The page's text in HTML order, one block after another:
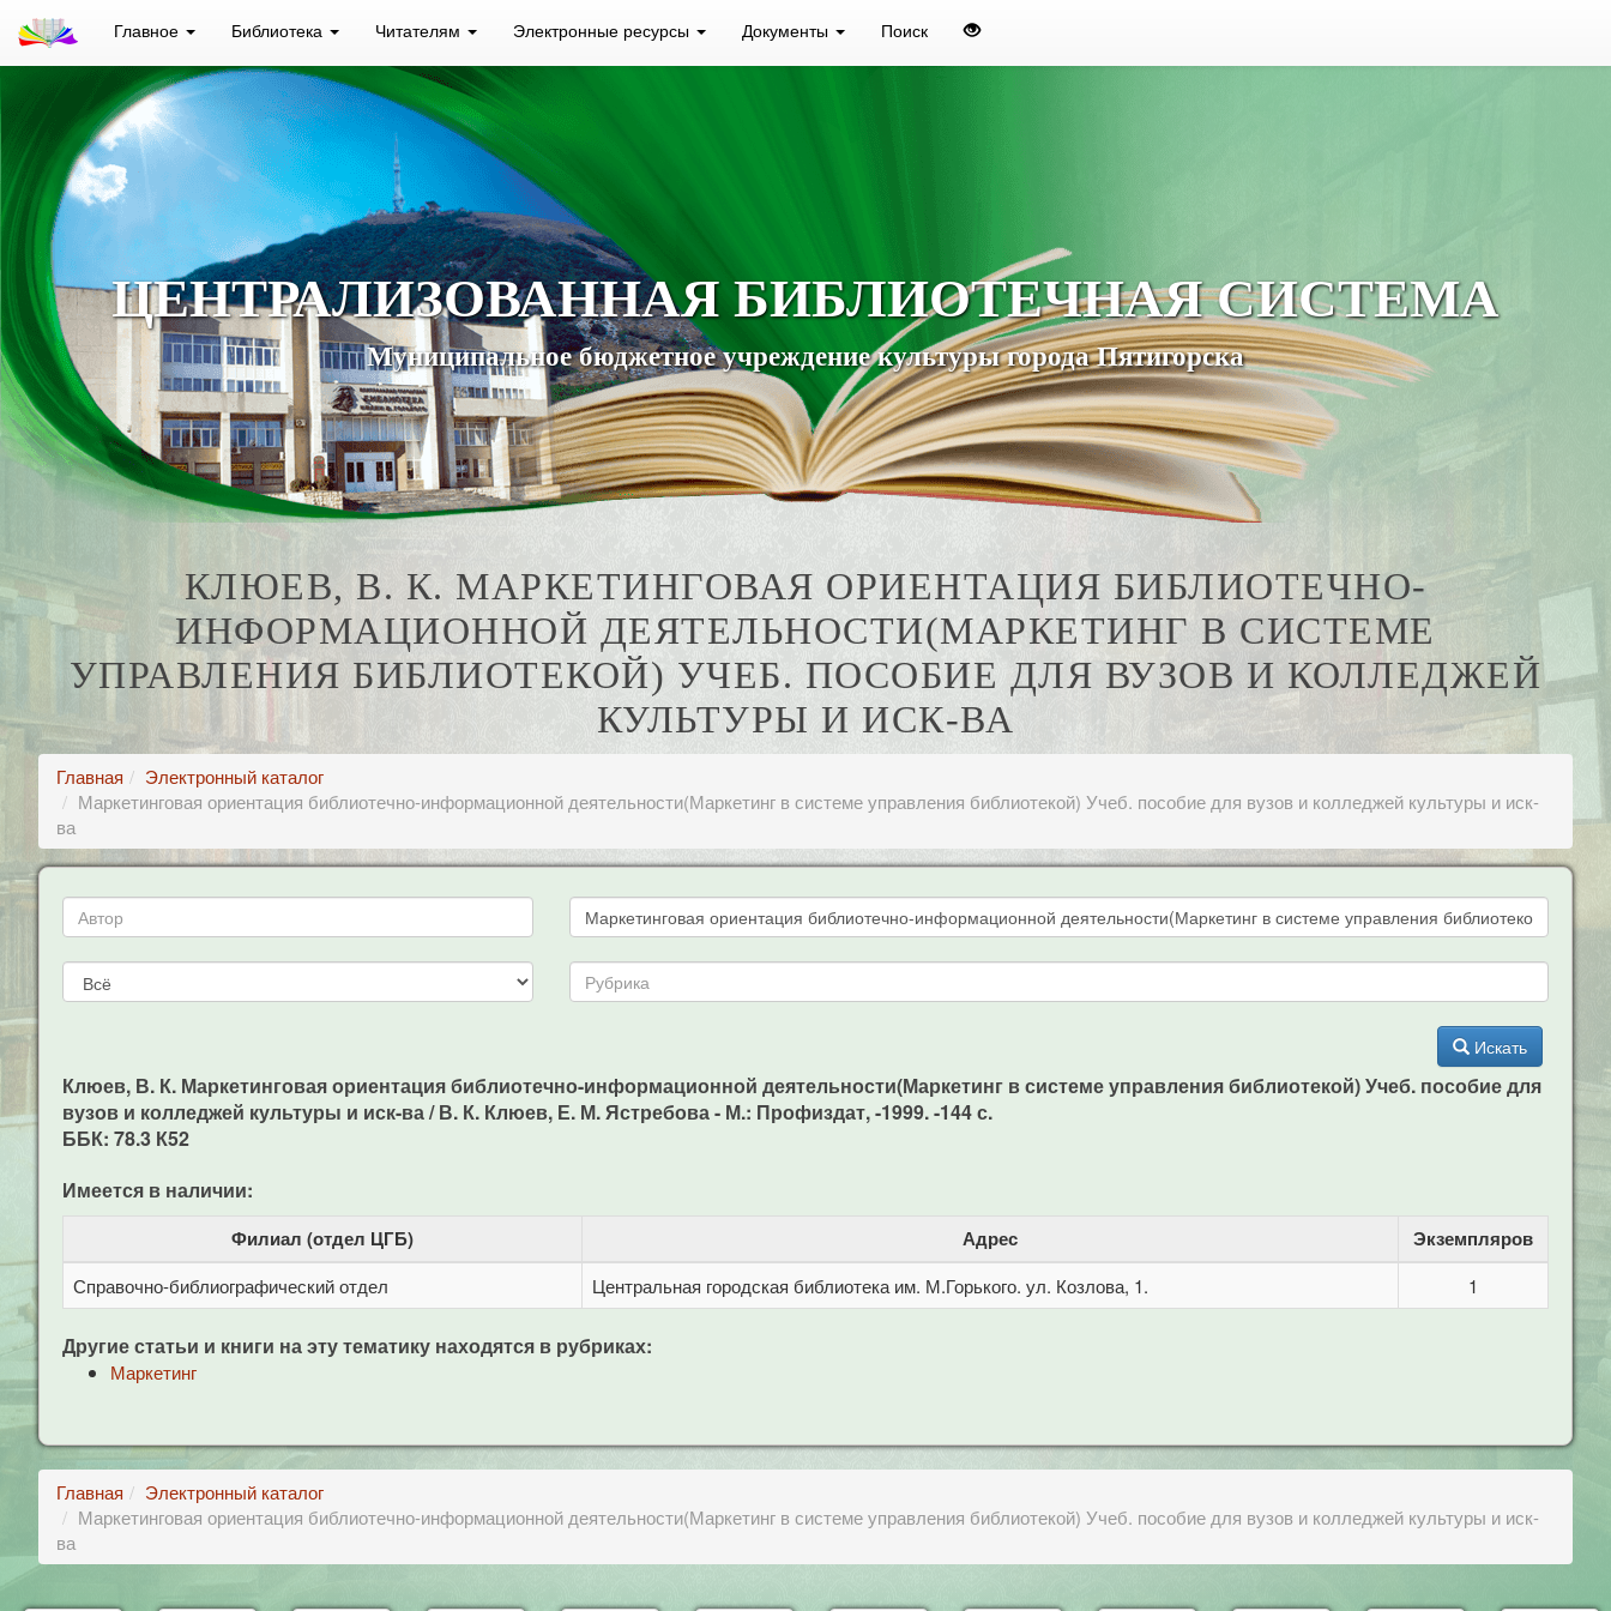
Главное Библиотека Читателям Электронные ресурсы Документы Поиск
ЦЕНТРАЛИЗОВАННАЯ БИБЛИОТЕЧНАЯ СИСТЕМА
Муниципальное бюджетное учреждение культуры города Пятигорска
КЛЮЕВ, В. К. МАРКЕТИНГОВАЯ ОРИЕНТАЦИЯ БИБЛИОТЕЧНО-
ИНФОРМАЦИОННОЙ ДЕЯТЕЛЬНОСТИ(МАРКЕТИНГ В СИСТЕМЕ
УПРАВЛЕНИЯ БИБЛИОТЕКОЙ) УЧЕБ. ПОСОБИЕ ДЛЯ ВУЗОВ И КОЛЛЕДЖЕЙ
КУЛЬТУРЫ И ИСК-ВА
Главная
Электронный каталог
Маркетинговая ориентация библиотечно-информационной деятельности(Маркетинг в системе управления библиотекой) Учеб. пособие для вузов и колледжей культуры и иск-
ва
Искать
Клюев, В. К. Маркетинговая ориентация библиотечно-информационной деятельности(Маркетинг в системе управления библиотекой) Учеб. пособие для
вузов и колледжей культуры и иск-ва / В. К. Клюев, Е. М. Ястребова - М.: Профиздат, -1999. -144 с.
ББК: 78.3 К52
Имеется в наличии:
Филиал (отдел ЦГБ) Адрес Экземпляров
Справочно-библиографический отдел Центральная городская библиотека им. М.Горького. ул. Козлова, 1. 1
Другие статьи и книги на эту тематику находятся в рубриках:
Маркетинг
Главная
Электронный каталог
Маркетинговая ориентация библиотечно-информационной деятельности(Маркетинг в системе управления библиотекой) Учеб. пособие для вузов и колледжей культуры и иск-
ва